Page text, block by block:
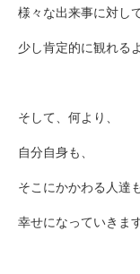
様々な出来事に対し
少し肯定的に観れる
そして、何より、
自分自身も、
そこにかかわる人達も
幸せになっていきま